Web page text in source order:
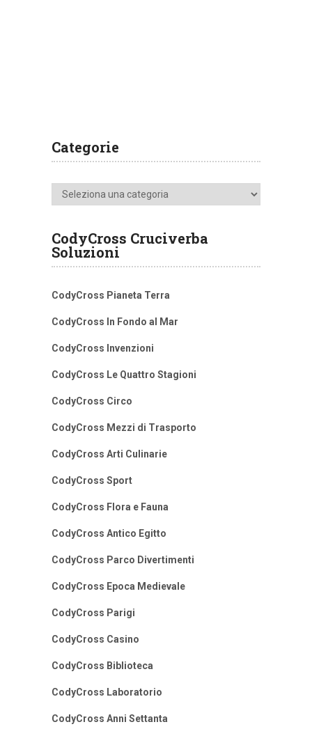
Categorie
Categorie
CodyCross Cruciverba
Soluzioni
CodyCross Pianeta Terra
CodyCross In Fondo al Mar
CodyCross Invenzioni
CodyCross Le Quattro Stagioni
CodyCross Circo
CodyCross Mezzi di Trasporto
CodyCross Arti Culinarie
CodyCross Sport
CodyCross Flora e Fauna
CodyCross Antico Egitto
CodyCross Parco Divertimenti
CodyCross Epoca Medievale
CodyCross Parigi
CodyCross Casino
CodyCross Biblioteca
CodyCross Laboratorio
CodyCross Anni Settanta